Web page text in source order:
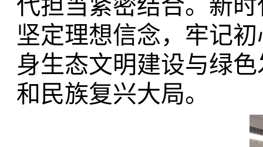
代担当紧密结合。新
坚定理想信念，牢记
身生态文明建设与绿
和民族复兴大局。